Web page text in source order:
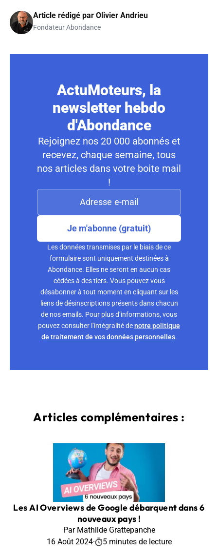
Article rédigé par Olivier Andrieu
Fondateur Abondance
ActuMoteurs, la
newsletter hebdo
d'Abondance
Rejoignez nos 20 000 abonnés et
recevez, chaque semaine, tous
nos articles dans votre boite mail
!
Je m'abonne (gratuit)
Les données transmises par le biais de ce
formulaire sont uniquement destinées à
Abondance. Elles ne seront en aucun cas
cédées à des tiers. Vous pouvez vous
désabonner à tout moment en cliquant sur les
liens de désinscriptions présents dans chacun
de nos emails. Pour plus d’informations, vous
pouvez consulter l’intégralité denotre politique
de traitement de vos données personnelles.
Articles complémentaires :
Les AI Overviews de Google débarquent dans 6
nouveaux pays !
Par Mathilde Grattepanche
16 Août 2024· 5 minutes de lecture